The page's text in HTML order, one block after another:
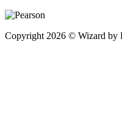
Copyright 2026 © Wizard by